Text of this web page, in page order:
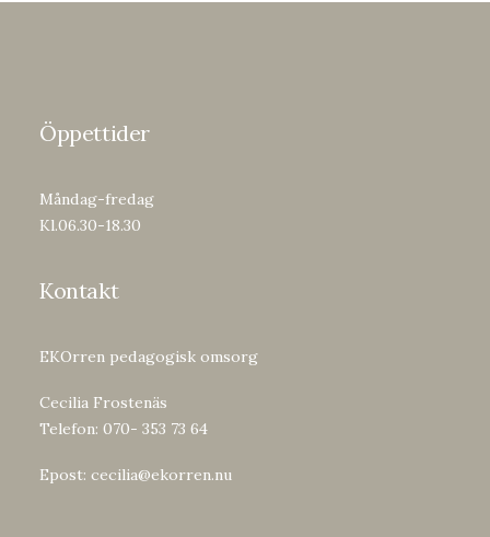
Kontakt
EKOrren pedagogisk omsorg
Cecilia Frostenäs
Telefon: 070- 353 73 64
Epost: cecilia@ekorren.nu
Öppettider
Måndag-fredag
Kl.06.30-18.30